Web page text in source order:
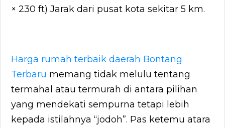
× 230 ft) Jarak dari pusat kota sekitar 5 km.
Harga rumah terbaik daerah Bontang
Terbaru memang tidak melulu tentang
termahal atau termurah di antara pilihan
yang mendekati sempurna tetapi lebih
kepada istilahnya “jodoh”. Pas ketemu atara